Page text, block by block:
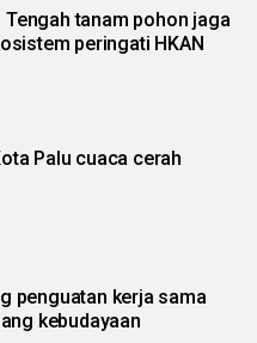
Tengah tanam pohon jaga
peringati HKAN
Palu cuaca cerah
penguatan kerja sama
kebudayaan